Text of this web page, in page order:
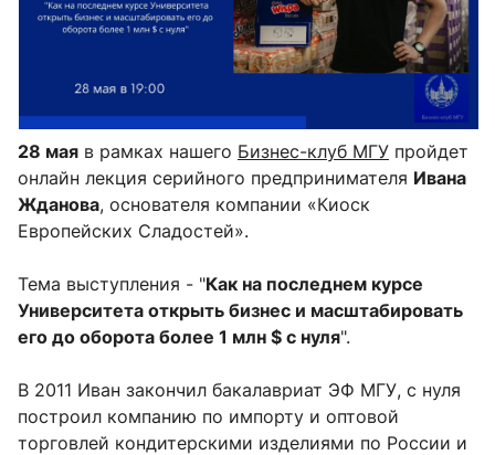
28 мая в рамках нашего Бизнес-клуб МГУ пройдет
онлайн лекция серийного предпринимателя Ивана
Жданова, основателя компании «Киоск
Европейских Сладостей».
Тема выступления - "Как на последнем курсе
Университета открыть бизнес и масштабировать
его до оборота более 1 млн $ с нуля".
В 2011 Иван закончил бакалавриат ЭФ МГУ, с нуля
построил компанию по импорту и оптовой
торговлей кондитерскими изделиями по России и